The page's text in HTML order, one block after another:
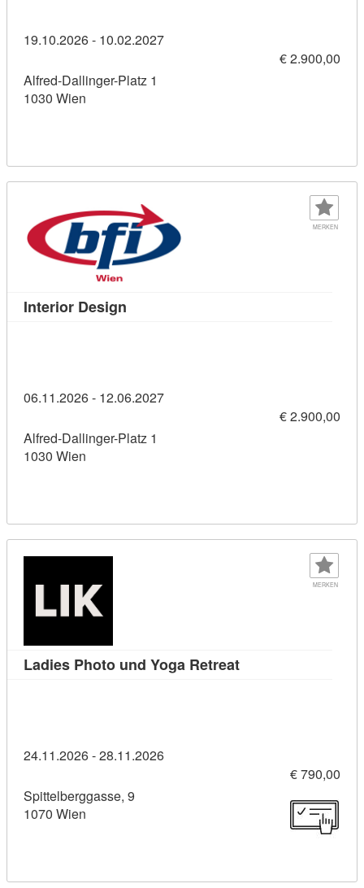
19.10.2026 - 10.02.2027
€ 2.900,00
Alfred-Dallinger-Platz 1
1030 Wien
MERKEN
Interior Design
06.11.2026 - 12.06.2027
€ 2.900,00
Alfred-Dallinger-Platz 1
1030 Wien
MERKEN
Ladies Photo und Yoga RetreatKursdetail: Ladies
24.11.2026 - 28.11.2026
€ 790,00
Spittelberggasse, 9
1070 Wien